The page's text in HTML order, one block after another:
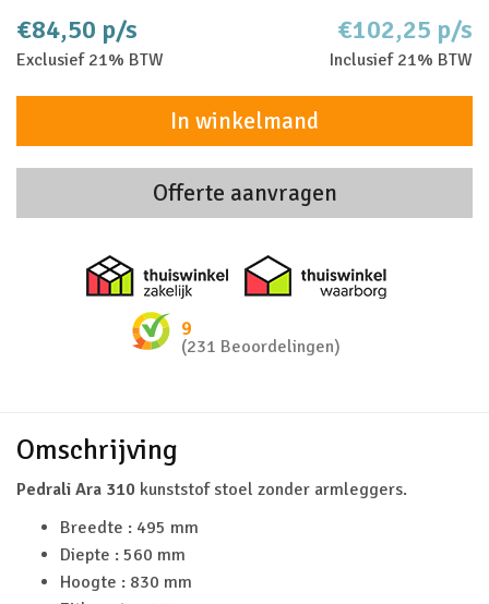
€84,50 p/s
Exclusief 21% BTW
€102,25 p/s
Inclusief 21% BTW
In winkelmand
Offerte aanvragen
Thuiswinkel zakelijk
9
(231 Beoordelingen)
Omschrijving
Pedrali Ara 310 kunststof stoel zonder armleggers.
Breedte : 495 mm
Diepte : 560 mm
Hoogte : 830 mm